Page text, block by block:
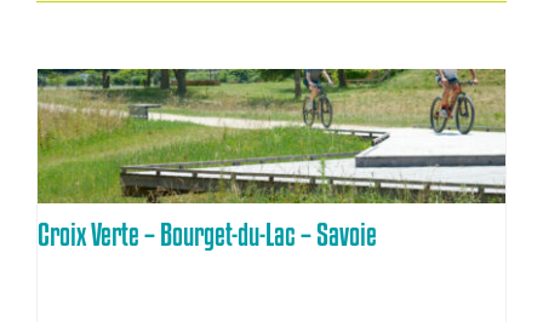
Croix Verte – Bourget-du-Lac – Savoie